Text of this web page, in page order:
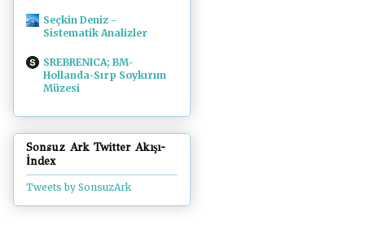
Seçkin Deniz -
Sistematik Analizler
SREBRENICA; BM-
Hollanda-Sırp Soykırım
Müzesi
Sonsuz Ark Twitter Akışı-
İndex
Tweets by SonsuzArk